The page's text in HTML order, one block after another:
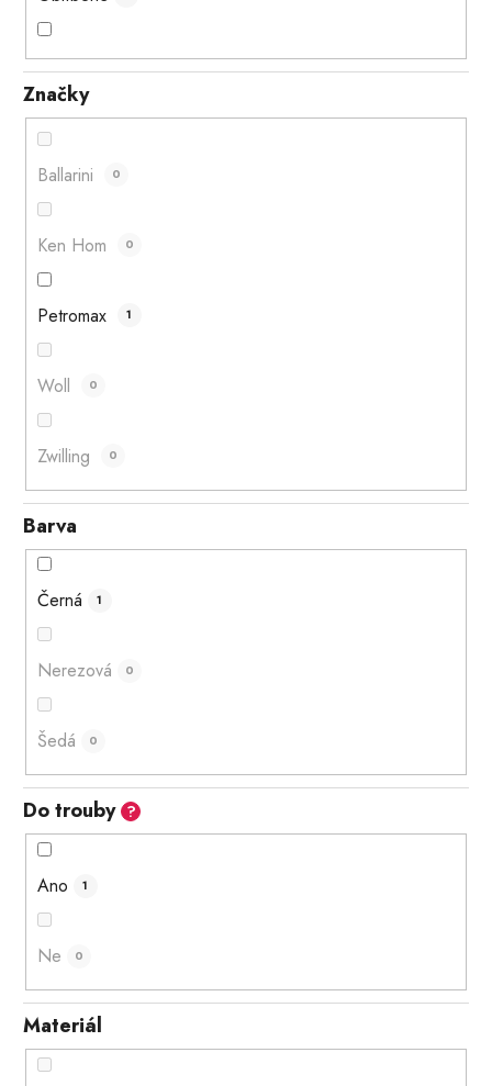
Značky
Ballarini 0
Ken Hom 0
Petromax 1
Woll 0
Zwilling 0
Barva
Černá 1
Nerezová 0
Šedá 0
Do trouby ?
Ano 1
Ne 0
Materiál